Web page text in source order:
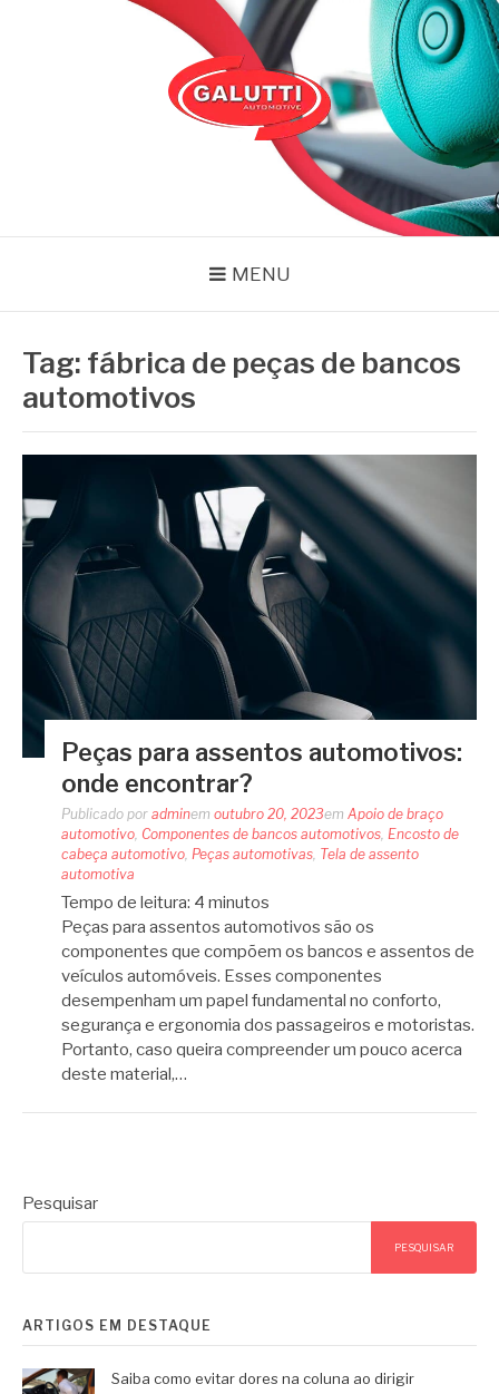
MENU
Tag: fábrica de peças de bancos
automotivos
Peças para assentos automotivos:
onde encontrar?
Publicado por adminem outubro 20, 2023em Apoio de braço
automotivo, Componentes de bancos automotivos, Encosto de
cabeça automotivo, Peças automotivas, Tela de assento
automotiva
Tempo de leitura: 4 minutos
Peças para assentos automotivos são os
componentes que compõem os bancos e assentos de
veículos automóveis. Esses componentes
desempenham um papel fundamental no conforto,
segurança e ergonomia dos passageiros e motoristas.
Portanto, caso queira compreender um pouco acerca
deste material,…
Pesquisar
PESQUISAR
ARTIGOS EM DESTAQUE
Saiba como evitar dores na coluna ao dirigir